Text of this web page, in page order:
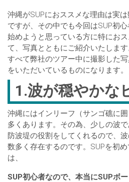
沖縄がSUPにおススメな理由は実
ですが、その中でも今回はSUP初
始めようと思っている方に特にお
て、写真とともにご紹介いたしま
すべて弊社のツアー中に撮影した
をいただいているものになります。
1.波が穏やかな
沖縄にはインリーフ（サンゴ礁に
多くあります。その為、少しの波
防波堤の役割をしてくれるので、
数多く存在するのです。SUPを初
は、
SUP初心者なので、本当にSUPボ